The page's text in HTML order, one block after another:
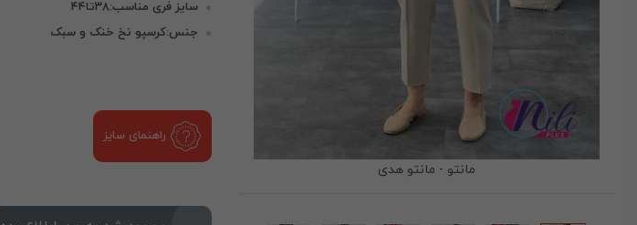
مانتو - مانتو هدی
سایز فری مناسب:۳۸تا۴۴
جنس:کرسپو نخ خنک و سبک
راهنمای سایز